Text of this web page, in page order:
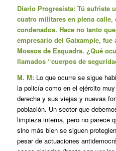
Diario Progresista: Tú sufriste
cuatro militares en plena
condenados. Hace no tanto
empresario del Gaixample,
Mossos de Esquadra. ¿Qué
llamados “cuerpos de
M. M:Lo que ocurre se sigue
la policía como en el ejército
derecha y sus viejas y nuevas
población. Un sector que
limpieza interna, pero no parece
sino más bien se siguen
pesar de actuaciones